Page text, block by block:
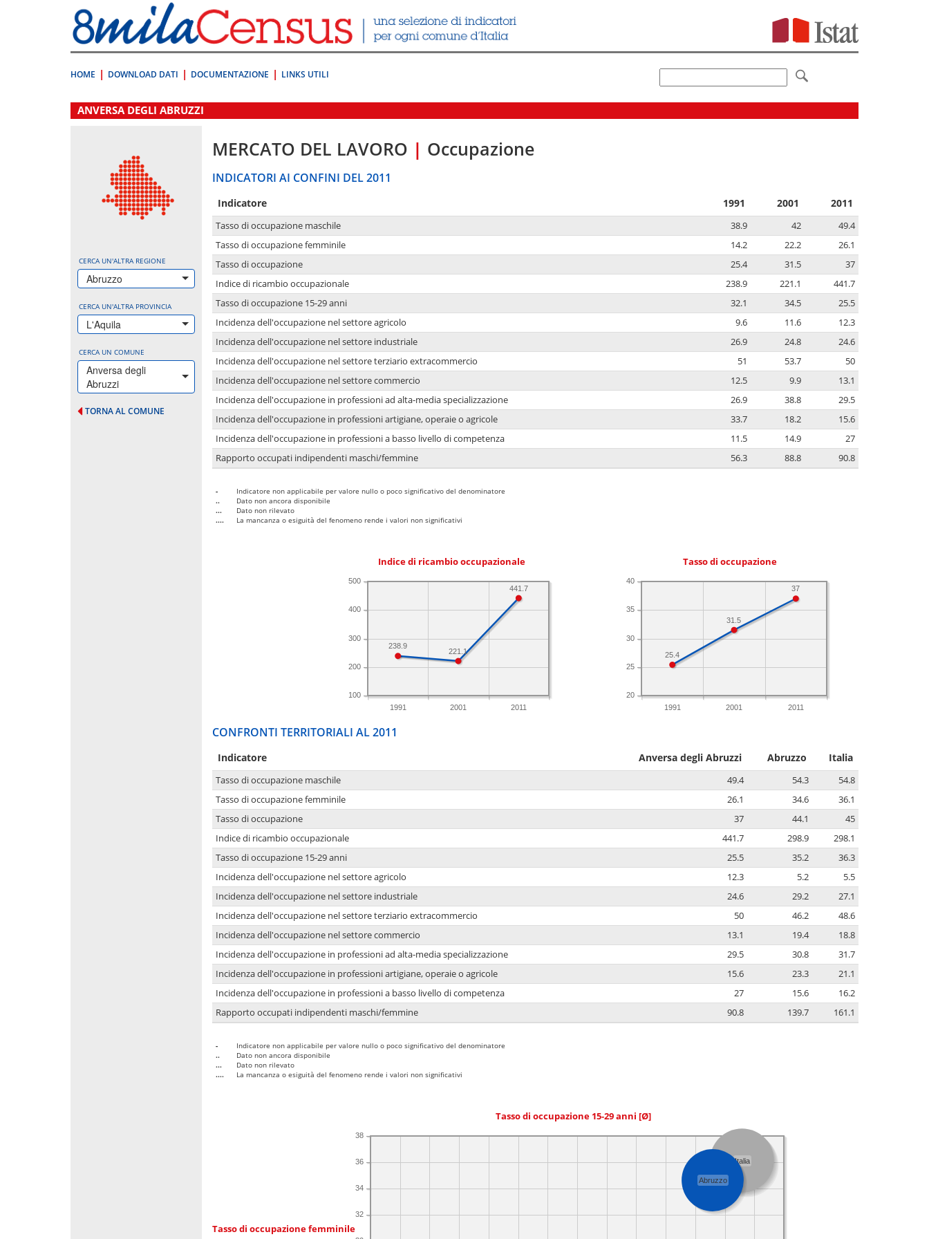
direttamente
a:
Contenuto
HOME DOWNLOAD DATI DOCUMENTAZIONE LINKS UTILI
.
ANVERSA DEGLI ABRUZZI
CERCA UN'ALTRA REGIONE
Abruzzo
CERCA UN'ALTRA PROVINCIA
L'Aquila
CERCA UN COMUNE
Anversa degli
Abruzzi
TORNA AL COMUNE
MERCATO DEL LAVORO | Occupazione
INDICATORI AI CONFINI DEL 2011
Indicatore 1991 2001 2011
Tasso di occupazione maschile 38.9 42
49.4
Tasso di occupazione femminile
14.2 22.2
26.1
Tasso di occupazione
25.4 31.5
37
Indice di ricambio occupazionale
238.9 221.1
441.7
Tasso di occupazione 15-29 anni
32.1 34.5
25.5
Incidenza dell'occupazione nel settore agricolo
9.6 11.6
12.3
Incidenza dell'occupazione nel settore industriale
26.9 24.8
24.6
Incidenza dell'occupazione nel settore terziario extracommercio
51 53.7
50
Incidenza dell'occupazione nel settore commercio
12.5 9.9
13.1
Incidenza dell'occupazione in professioni ad alta-media specializzazione
26.9 38.8
29.5
Incidenza dell'occupazione in professioni artigiane, operaie o agricole
33.7 18.2
15.6
Incidenza dell'occupazione in professioni a basso livello di competenza
11.5 14.9
27
Rapporto occupati indipendenti maschi/femmine
56.3 88.8 90.8
-
Indicatore non applicabile per valore nullo o poco significativo del denominatore
..
Dato non ancora disponibile
...
Dato non rilevato
....
La mancanza o esiguità del fenomeno rende i valori non significativi
Indice di ricambio occupazionale
1991 2001 2011
100
200
300
400
500
441.7
221.1
238.9
Tasso di occupazione
1991 2001 2011
20
25
30
35
40
37
31.5
25.4
CONFRONTI TERRITORIALI AL 2011
Indicatore Anversa degli Abruzzi Abruzzo Italia
Tasso di occupazione maschile 49.4 54.3
54.8
Tasso di occupazione femminile
26.1 34.6
36.1
Tasso di occupazione
37 44.1
45
Indice di ricambio occupazionale
441.7 298.9
298.1
Tasso di occupazione 15-29 anni
25.5 35.2
36.3
Incidenza dell'occupazione nel settore agricolo
12.3 5.2
5.5
Incidenza dell'occupazione nel settore industriale
24.6 29.2
27.1
Incidenza dell'occupazione nel settore terziario extracommercio
50 46.2
48.6
Incidenza dell'occupazione nel settore commercio
13.1 19.4
18.8
Incidenza dell'occupazione in professioni ad alta-media specializzazione
29.5 30.8
31.7
Incidenza dell'occupazione in professioni artigiane, operaie o agricole
15.6 23.3
21.1
Incidenza dell'occupazione in professioni a basso livello di competenza
27 15.6
16.2
Rapporto occupati indipendenti maschi/femmine
90.8 139.7 161.1
-
Indicatore non applicabile per valore nullo o poco significativo del denominatore
..
Dato non ancora disponibile
...
Dato non rilevato
....
La mancanza o esiguità del fenomeno rende i valori non significativi
Tasso di occupazione 15-29 anni [Ø]
Tasso di occupazione femminile
32
34
36
38
Italia
Abruzzo